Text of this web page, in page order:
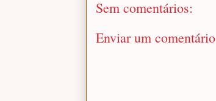
Sem comentários:
Enviar um comentário